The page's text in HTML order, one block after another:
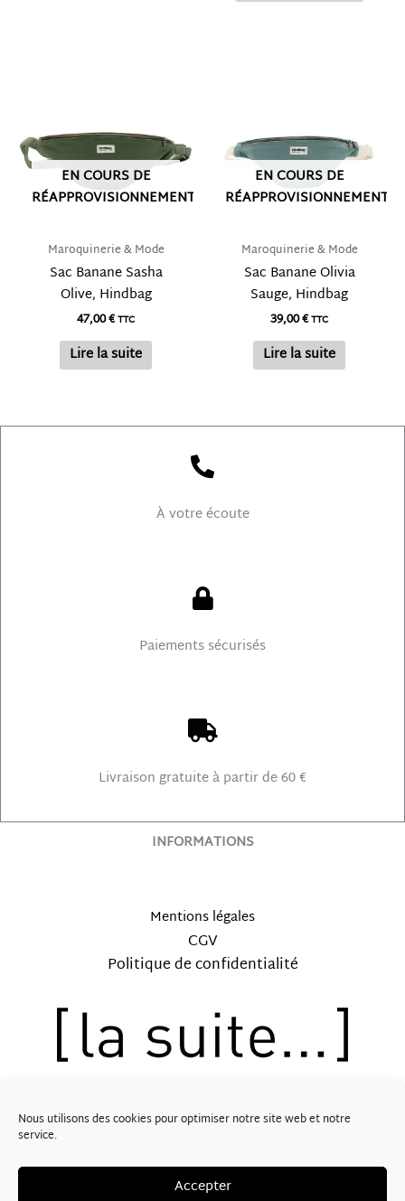
Nous utilisons des cookies pour optimiser notre site web et notre
service.
Accepter
EN COURS DE
RÉAPPROVISIONNEMENT
Maroquinerie & Mode
Sac Banane Sasha
Olive, Hindbag
47,00€TTC
Lire la suite
EN COURS DE
RÉAPPROVISIONNEMENT
Maroquinerie & Mode
Sac Banane Olivia
Sauge, Hindbag
39,00€TTC
Lire la suite
À votre écoute
Paiements sécurisés
Livraison gratuite à partir de 60 €
INFORMATIONS
Mentions légales
CGV
Politique de confidentialité
Tél: 09.62.57.30.89
Propulsé parPopCorn Digital